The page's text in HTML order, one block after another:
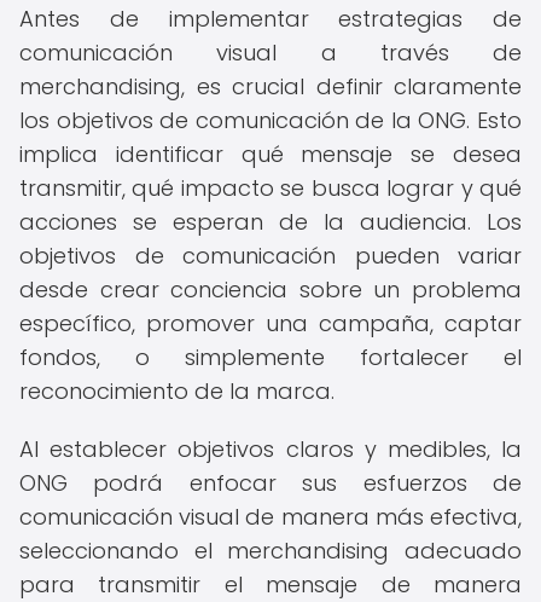
Antes de implementar estrategias de
comunicación visual a través de
merchandising, es crucial definir claramente
los objetivos de comunicación de la ONG. Esto
implica identificar qué mensaje se desea
transmitir, qué impacto se busca lograr y qué
acciones se esperan de la audiencia. Los
objetivos de comunicación pueden variar
desde crear conciencia sobre un problema
específico, promover una campaña, captar
fondos, o simplemente fortalecer el
reconocimiento de la marca.
Al establecer objetivos claros y medibles, la
ONG podrá enfocar sus esfuerzos de
comunicación visual de manera más efectiva,
seleccionando el merchandising adecuado
para transmitir el mensaje de manera